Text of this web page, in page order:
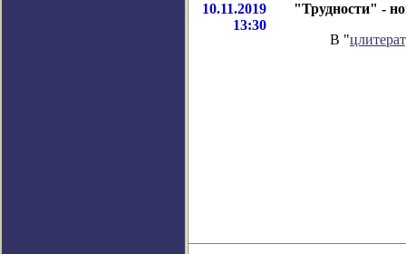
10.11.2019
13:30
"Трудности" -
В "